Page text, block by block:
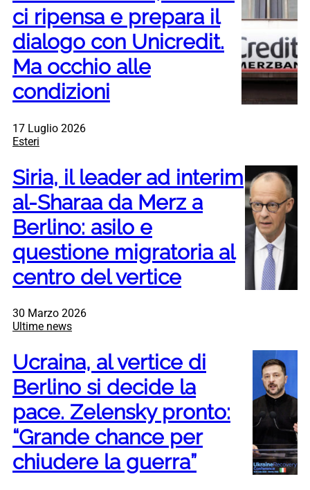
ci ripensa e prepara il
dialogo con Unicredit.
Ma occhio alle
condizioni
17 Luglio 2026
Esteri
Siria, il leader ad interim
al-Sharaa da Merz a
Berlino: asilo e
questione migratoria al
centro del vertice
30 Marzo 2026
Ultime news
Ucraina, al vertice di
Berlino si decide la
pace. Zelensky pronto:
“Grande chance per
chiudere la guerra”